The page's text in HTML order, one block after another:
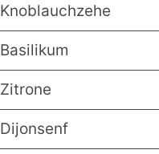
Knoblauchzehe
Basilikum
Zitrone
Dijonsenf